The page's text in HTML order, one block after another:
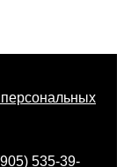
535-39-